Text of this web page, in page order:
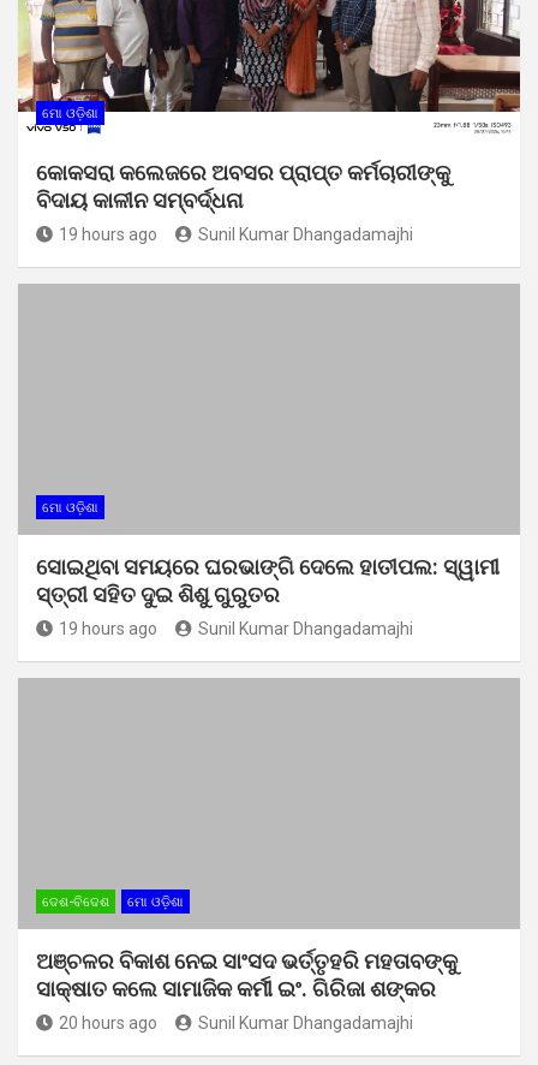
ମୋ ଓଡ଼ିଶା
କୋକସରା କଲେଜରେ ଅବସର ପ୍ରାପ୍ତ କର୍ମଚାରୀଙ୍କୁ
ବିଦାୟ କାଳୀନ ସମ୍ବର୍ଦ୍ଧନା
19 hours ago Sunil Kumar Dhangadamajhi
ମୋ ଓଡ଼ିଶା
ସୋଇଥିବା ସମୟରେ ଘରଭାଙ୍ଗି ଦେଲେ ହାତୀପଲ: ସ୍ୱାମୀ
ସ୍ତ୍ରୀ ସହିତ ଦୁଇ ଶିଶୁ ଗୁରୁତର
19 hours ago Sunil Kumar Dhangadamajhi
ଦେଶ-ବିଦେଶ ମୋ ଓଡ଼ିଶା
ଅଞ୍ଚଳର ବିକାଶ ନେଇ ସାଂସଦ ଭର୍ତ୍ତୃହରି ମହତାବଙ୍କୁ
ସାକ୍ଷାତ କଲେ ସାମାଜିକ କର୍ମୀ ଇଂ. ଗିରିଜା ଶଙ୍କର
20 hours ago Sunil Kumar Dhangadamajhi